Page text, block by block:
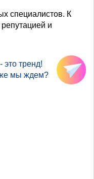
специалистов. К
и
тренд!
же мы ждем?